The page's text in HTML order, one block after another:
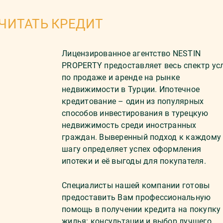
КРЕДИТ
Лицензированное агентство NESTIN
PROPERTY предоставляет весь спектр
по продаже и аренде на рынке
недвижимости в Турции. Ипотечное
кредитование – один из популярных
способов инвестирования в турецкую
недвижимость среди иностранных
граждан. Выверенный подход к каждому
шагу определяет успех оформления
ипотеки и её выгоды для покупателя.
Специалисты нашей компании готовы
предоставить Вам профессиональную
помощь в получении кредита на покупку